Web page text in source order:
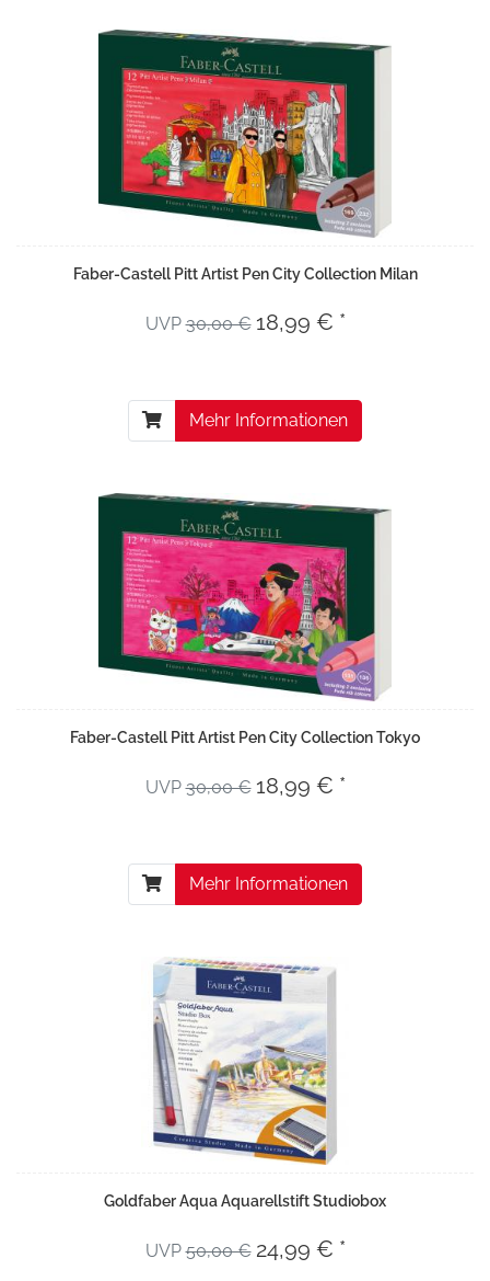
Faber-Castell Pitt Artist Pen City Collection Milan
UVP30,00 € 18,99 € *
Mehr Informationen
Faber-Castell Pitt Artist Pen City Collection Tokyo
UVP30,00 € 18,99 € *
Mehr Informationen
Goldfaber Aqua Aquarellstift Studiobox
UVP50,00 € 24,99 € *